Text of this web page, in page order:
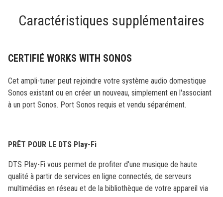
Caractéristiques supplémentaires
CERTIFIÉ WORKS WITH SONOS
Cet ampli-tuner peut rejoindre votre système audio domestique
Sonos existant ou en créer un nouveau, simplement en l'associant
à un port Sonos. Port Sonos requis et vendu séparément.
PRÊT POUR LE DTS Play-Fi
DTS Play-Fi vous permet de profiter d'une musique de haute
qualité à partir de services en ligne connectés, de serveurs
multimédias en réseau et de la bibliothèque de votre appareil via